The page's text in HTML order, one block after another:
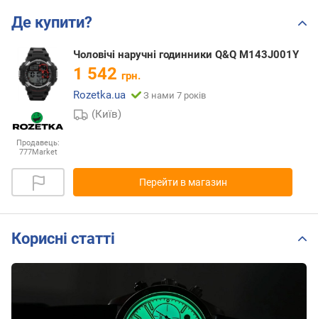
Де купити?
Продавець:
777Market
Чоловічі наручні годинники Q&Q M143J001Y
1 542 грн.
Rozetka.ua
З нами 7 років
(Київ)
Перейти в магазин
Корисні статті